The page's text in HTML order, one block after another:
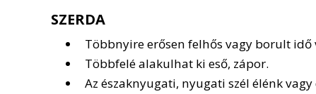
SZERDA
Többnyire erősen felhős vagy borult idő
Többfelé alakulhat ki eső, zápor.
Az északnyugati, nyugati szél élénk